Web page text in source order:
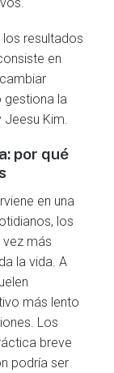
los resultados
en
gestiona la
Jeesu Kim.
por qué
en una
los
más
la vida. A
más lento
Los
breve
podría ser